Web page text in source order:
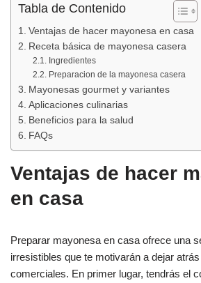
Tabla de Contenido
Ventajas de hacer mayonesa en casa
Receta básica de mayonesa casera
Ingredientes
Preparacion de la mayonesa casera
Mayonesas gourmet y variantes
Aplicaciones culinarias
Beneficios para la salud
FAQs
Ventajas de hacer
en casa
Preparar mayonesa en casa ofrece una
irresistibles que te motivarán a dejar
comerciales. En primer lugar, tendrás el